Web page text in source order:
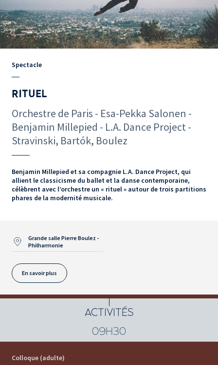
Spectacle
RITUEL
Orchestre de Paris - Esa-Pekka Salonen -
Benjamin Millepied - L.A. Dance Project -
Stravinski, Bartók, Boulez
Benjamin Millepied et sa compagnie L.A. Dance Project, qui
allient le classicisme du ballet et la danse contemporaine,
célèbrent avec l’orchestre un « rituel » autour de trois partitions
phares de la modernité musicale.
Grande salle Pierre Boulez -
Philharmonie
En savoir plus
ACTIVITÉS
09H30
Colloque (adulte)